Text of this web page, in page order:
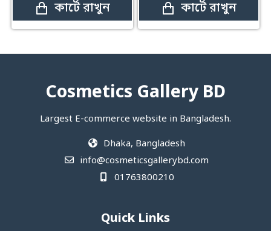
কার্টে রাখুন কার্টে রাখুন
Cosmetics Gallery BD
Largest E-commerce website in Bangladesh.
Dhaka, Bangladesh
info@cosmeticsgallerybd.com
01763800210
Quick Links